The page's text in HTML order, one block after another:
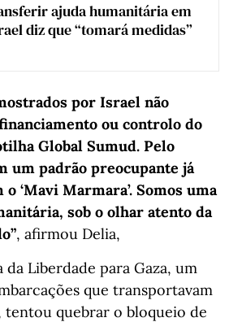
ajuda humanitária em
diz que “tomará medidas”
por Israel não
ou controlo do
Global Sumud. Pelo
um padrão preocupante já
‘Mavi Marmara’. Somos uma
sob o olhar atento da
, afirmou Delia,
da Liberdade para Gaza, um
que transportavam
tentou quebrar o bloqueio de